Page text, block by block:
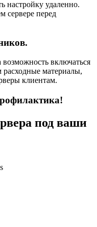
настройку удаленно.
сервере перед
включаться
материалы,
клиентам.
под ваши